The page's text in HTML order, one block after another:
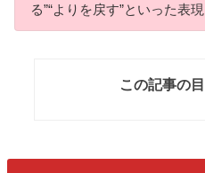
る”“よりを戻す”といった表
この記事の